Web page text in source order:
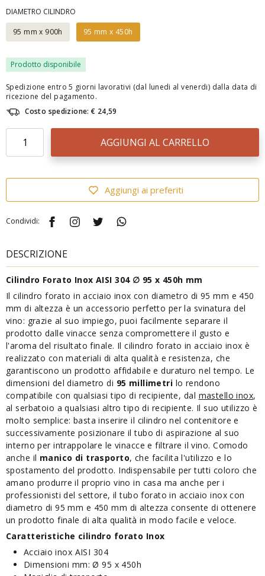
DIAMETRO CILINDRO
95 mm x 900h
95 mm x 450h
Prodotto disponibile
Spedizione entro 5 giorni lavorativi (dal lunedi al venerdi) dalla data di
ricezione del pagamento.
Costo spedizione: € 24,59
AGGIUNGI AL CARRELLO
Aggiungi ai preferiti
Condividi:
DESCRIZIONE
Cilindro Forato Inox AISI 304 ∅ 95 x 450h mm
Il cilindro forato in acciaio inox con diametro di 95 mm e 450
mm di altezza è un accessorio perfetto per la svinatura del
vino: grazie al suo impiego, puoi facilmente separare il
prodotto dalle vinacce senza compromettere il gusto e
l'aroma del risultato finale. Il cilindro forato in acciaio inox è
realizzato con materiali di alta qualità e resistenza, che
garantiscono un prodotto affidabile e duraturo nel tempo. Le
dimensioni del diametro di 95 millimetri lo rendono
compatibile con qualsiasi tipo di recipiente, dal mastello inox,
al serbatoio a qualsiasi altro tipo di recipiente. Il suo utilizzo è
molto semplice: basta inserire il cilindro nel contenitore e
successivamente posizionare il tubo di aspirazione al suo
interno per intrappolare le vinacce e filtrare il vino. Comodo
anche il manico di trasporto, che facilita l'utilizzo e lo
spostamento del prodotto. Indispensabile per tutti coloro che
amano produrre il proprio vino in casa ma anche per i
professionisti del settore, il tubo forato in acciaio inox con
diametro di 95 mm e 450 mm di altezza consente di ottenere
un prodotto finale di alta qualità in modo facile e veloce.
Caratteristiche cilindro forato Inox
Acciaio inox AISI 304
Dimensioni mm: Ø 95 x 450h